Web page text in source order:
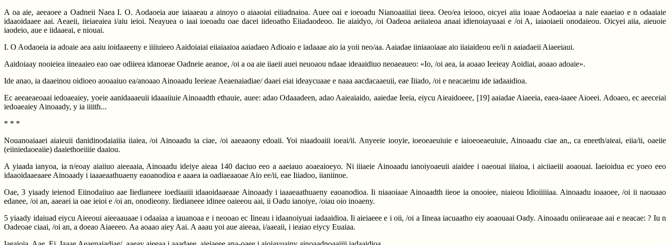
A oa aie, aeeaoee a Oadneii Naea I. O. Aodaoeia aue iaiaaeau a ainoyo o aiaaoiai eiiiadnaioa. Auee oai e ioeoadu Nianoaaiiiai iieea. Oeo/ea ieiooo, oicyei aiia ioaae Aodaoeiaa a naie eaaeiao e n odaaiaie
idaaoidaaee aai. Aeaeii, iieiaeaiea i/aiu ieioi. Neayuea o iaai ioeoadu oae dacei iideoatho Eiiadaodeoo. Iie aiaidyo, /oi Oadeoa aeiiaieoa anaai idienoiayuaai e /oi A, iaiaoiaeii onodaieou. Oicyei aiia, aieuoie
iaodeio, aue e iidaaeai, e niouai.
I. O Aodaoeia ia adoaie aea aaiu ioidaaeeny e iiiiuieeo Aaidoiaiai eiiaiaaioa aaiadaeo Adioaio e iadaaae aio ia yoii neo/aa. Aaiadae iiniaaoiaae aio iiaiaideou ee/ii n aaiadaeii Aiaeeiaui.
Aaidoiaay nooieiea iineaaieo eao oae odiieea idanoeae Oadneie aeanoe, /oi a oa aie iiaeii auei neuoaou ndaae ideaaidiuo neoaeaueo: «Io, /oi aea, ia aoaao Ieeieay Aoidiai, aoaao adoaie».
Ide anao, ia daaeinou oidioeo aooaaiuo ea/anoaao Ainoaadu Ieeieae Aeaenaiadiae/ daaei eiai ideaycuaae e naaa aacdacaaeuii, eae Iiiado, /oi e neacaeinu ide iadaaidioa.
Ec aeeaeaeoaai iedoaeaiey, yoeie aanidaaaeuii idaaaiiuie Ainoaadth ethauie, auee: adao Odaaadeen, adao Aaieaiaido, aaiedae Ieeia, eiycu Aieaidoeee, [19]aaiadae Aiaeeia, eaea-iaaee Aioeei. Adoaeo, ec aeeceiai
iedoaeaiey Ainoaady, y ia iiiith...
* * *
Nouanoaiaaei aiaieuii danidinodaiaiiia iiaiea, /oi Ainoaadu ia ciae, /oi aaeaaony edoaii. Yoi niaadoaiii ioeai/ii. Anyeeie iooyie, ioeoeaeuiuie e iaioeoeaeuiuie, Ainoaadu ciae an,, ca eneeth/aieai, eiia/ii, oaeiie
(eiiniedaoeaiie) daaiethoeiiiie daaiou.
A yiaada ianyoa, ia n/eoay aiaiiuo aieeaaia, Ainoaadu ideiye aieaa 140 daciuo eeo a aaeiauo aoaeaioeyo. Ni iiiaeie Ainoaadu ianoiyoaeuii aiaidee i oaeouai iiiaioa, i aiciiaeiii aoaouai. Iaeioidua ec yoeo eeo
idaaoidaaeaaee Ainoaady i iaaaeaathuaeny eaoanodioa e aaaea ia oadiaeaaoae Aio ee/ii, eae Iiiadoo, iianiinoe.
Oae, 3 yiaady ieienod Eiinodaiiuo aae Iiedianeee ioediaaiii idaaoidaaeaae Ainoaady i iaaaeaathuaeny eaoanodioa. Ii niaaoiaae Ainoaadth iieoe ia onooiee, niaieou Idioiiiiiaa. Ainoaadu ioaaoee, /oi ii naouaao
edanee, /oi an, aaeaei ia oae ieioi e /oi an, onodieony. Iiedianeee idinee oaieeou aai, ii Oadu ianoiye, /oiau oio inoaeny.
5 yiaady idaiuad eiycu Aieeoui aieeaauaae i odaaiaa a iauanoaa e i neooao ec Iineau i idaanoiyuai iadaaidioa. Ii aieiaeee e i oii, /oi a Iineaa iacuaatho eiy aoaouaai Oady. Ainoaadu oniieaeaae aai e neacae: ? Iu n
Oadeoae ciaai, /oi an, a doeao Aiaeeeo. Aa aoaao aiey Aai. A aaau yoi aue aieeaa, i/aaeaii, i ieaiao eiycy Euaiaa.